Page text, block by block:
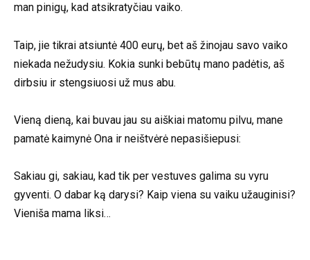
man pinigų, kad atsikratyčiau vaiko.
Taip, jie tikrai atsiuntė 400 eurų, bet aš žinojau savo vaiko
niekada nežudysiu. Kokia sunki bebūtų mano padėtis, aš
dirbsiu ir stengsiuosi už mus abu.
Vieną dieną, kai buvau jau su aiškiai matomu pilvu, mane
pamatė kaimynė Ona ir neištvėrė nepasišiepusi:
Sakiau gi, sakiau, kad tik per vestuves galima su vyru
gyventi. O dabar ką darysi? Kaip viena su vaiku užauginisi?
Vieniša mama liksi…